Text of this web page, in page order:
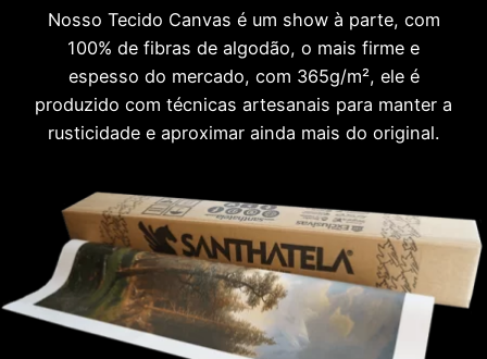
Nosso Tecido Canvas é um show à parte, com
100% de fibras de algodão, o mais firme e
espesso do mercado, com 365g/m², ele é
produzido com técnicas artesanais para manter a
rusticidade e aproximar ainda mais do original.